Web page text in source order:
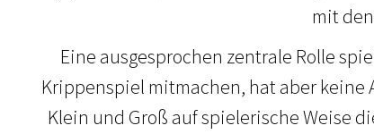
mit
Eine ausgesprochen zentrale Rolle
Krippenspiel mitmachen, hat aber keine
Klein und Groß auf spielerische Weise